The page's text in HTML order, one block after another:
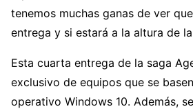
tenemos muchas ganas de ver
entrega y si estará a la altura de
Esta cuarta entrega de la saga
exclusivo de equipos que se
operativo Windows 10. Además,